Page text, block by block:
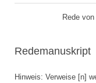
Rede
Redemanuskript
Hinweis: Verweise [n]